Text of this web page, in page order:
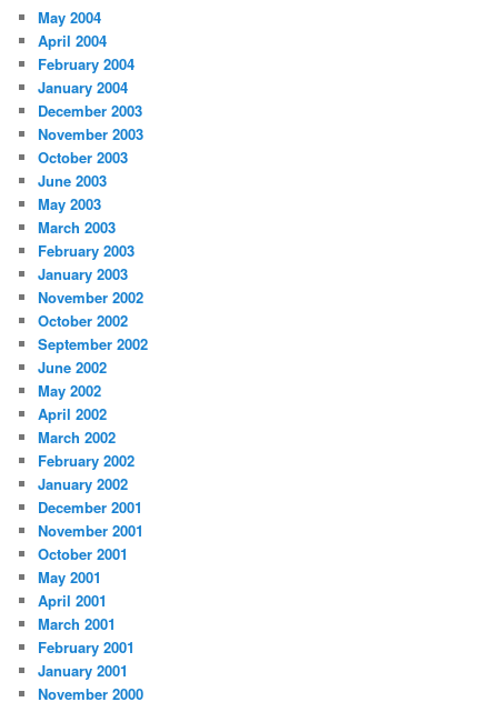
May 2004
April 2004
February 2004
January 2004
December 2003
November 2003
October 2003
June 2003
May 2003
March 2003
February 2003
January 2003
November 2002
October 2002
September 2002
June 2002
May 2002
April 2002
March 2002
February 2002
January 2002
December 2001
November 2001
October 2001
May 2001
April 2001
March 2001
February 2001
January 2001
November 2000